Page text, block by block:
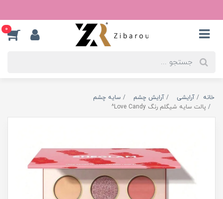
0
خانه آرایشی آرایش چشم
سایه چشم
پالت سایه شیگلم رنگ Love Candy^